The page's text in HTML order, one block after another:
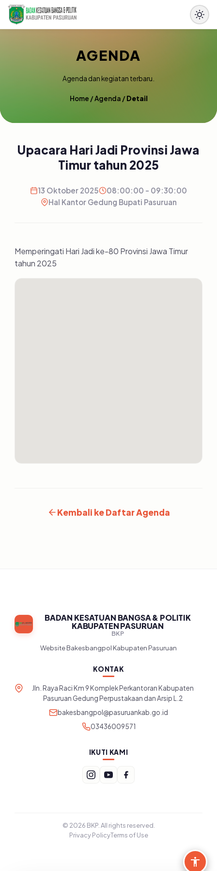
AGENDA
Agenda dan kegiatan terbaru.
Home /Agenda /Detail
Upacara Hari Jadi Provinsi Jawa
Timur tahun 2025
13 Oktober 2025
08:00:00 - 09:30:00
Hal Kantor Gedung Bupati Pasuruan
Memperingati Hari Jadi ke-80 Provinsi Jawa Timur
tahun 2025
Kembali ke Daftar Agenda
BADAN KESATUAN BANGSA & POLITIK
KABUPATEN PASURUAN
BKP
Website Bakesbangpol Kabupaten Pasuruan
KONTAK
Jln. Raya Raci Km 9 Komplek Perkantoran Kabupaten
Pasuruan Gedung Perpustakaan dan Arsip L.2
bakesbangpol@pasuruankab.go.id
03436009571
IKUTI KAMI
© 2026 BKP. All rights reserved.
Privacy PolicyTerms of Use